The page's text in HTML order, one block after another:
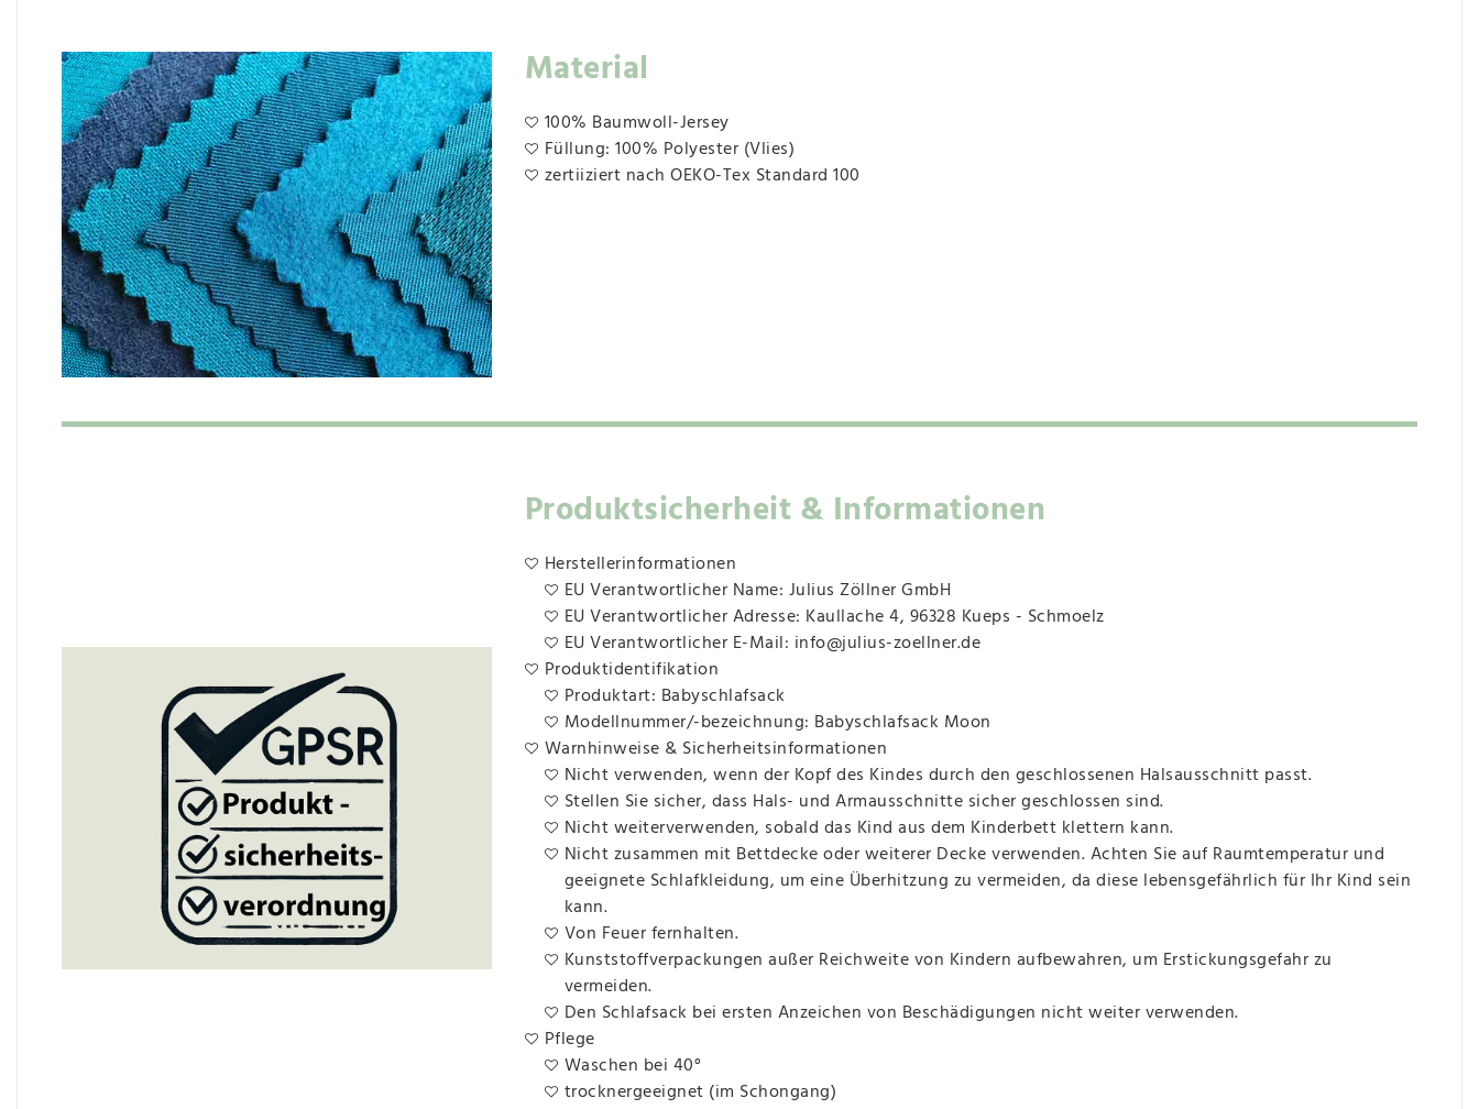
Material
100% Baumwoll-Jersey
Füllung: 100% Polyester (Vlies)
zertiiziert nach OEKO-Tex Standard 100
Produktsicherheit & Informationen
Herstellerinformationen
EU Verantwortlicher Name: Julius Zöllner GmbH
EU Verantwortlicher Adresse: Kaullache 4, 96328 Kueps - Schmoelz
EU Verantwortlicher E-Mail: info@julius-zoellner.de
Produktidentifikation
Produktart: Babyschlafsack
Modellnummer/-bezeichnung: Babyschlafsack Moon
Warnhinweise & Sicherheitsinformationen
Nicht verwenden, wenn der Kopf des Kindes durch den geschlossenen Halsausschnitt passt.
Stellen Sie sicher, dass Hals- und Armausschnitte sicher geschlossen sind.
Nicht weiterverwenden, sobald das Kind aus dem Kinderbett klettern kann.
Nicht zusammen mit Bettdecke oder weiterer Decke verwenden. Achten Sie auf Raumtemperatur und
geeignete Schlafkleidung, um eine Überhitzung zu vermeiden, da diese lebensgefährlich für Ihr Kind sein
kann.
Von Feuer fernhalten.
Kunststoffverpackungen außer Reichweite von Kindern aufbewahren, um Erstickungsgefahr zu
vermeiden.
Den Schlafsack bei ersten Anzeichen von Beschädigungen nicht weiter verwenden.
Pflege
Waschen bei 40°
trocknergeeignet (im Schongang)